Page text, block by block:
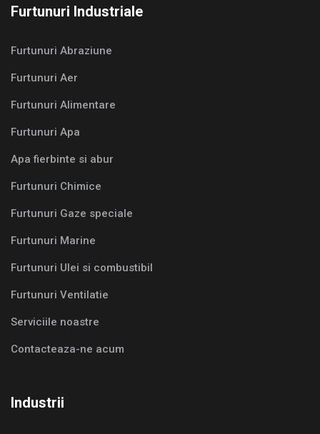
Furtunuri Industriale
Furtunuri Abraziune
Furtunuri Aer
Furtunuri Alimentare
Furtunuri Apa
Apa fierbinte si abur
Furtunuri Chimice
Furtunuri Gaze speciale
Furtunuri Marine
Furtunuri Ulei si combustibil
Furtunuri Ventilatie
Serviciile noastre
Contacteaza-ne acum
Industrii